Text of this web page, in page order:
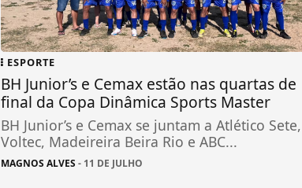
ESPORTE
BH Junior’s e Cemax estão nas quartas de
final da Copa Dinâmica Sports Master
BH Junior’s e Cemax se juntam a Atlético Sete,
Voltec, Madeireira Beira Rio e ABC...
MAGNOS ALVES - 11 DE JULHO